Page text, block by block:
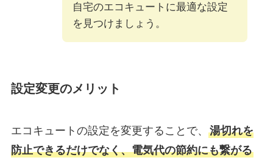
自宅のエコキュートに最適な設定
を見つけましょう。
設定変更のメリット
エコキュートの設定を変更することで、 湯切れを
防止できるだけでなく、電気代の節約にも繋がる